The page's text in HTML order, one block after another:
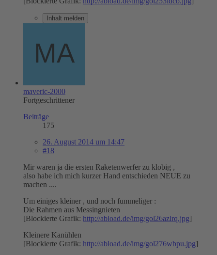
Inhalt melden
maveric-2000
Fortgeschrittener
Beiträge
175
26. August 2014 um 14:47
#18
Mir waren ja die ersten Raketenwerfer zu klobig ,
also habe ich mich kurzer Hand entschieden NEUE zu
machen ....
Um einiges kleiner , und noch fummeliger :
Die Rahmen aus Messingnieten
[Blockierte Grafik: http://abload.de/img/gol26azlrq.jpg]
Kleinere Kanühlen
[Blockierte Grafik: http://abload.de/img/gol276wbpu.jpg]